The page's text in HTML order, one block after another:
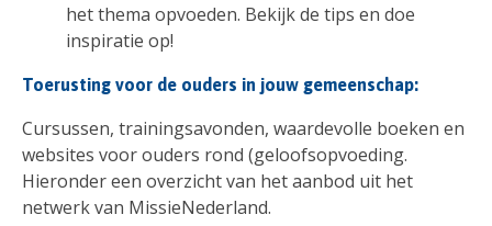
het thema opvoeden. Bekijk de tips en doe
inspiratie op!
Toerusting voor de ouders in jouw gemeenschap:
Cursussen, trainingsavonden, waardevolle boeken en
websites voor ouders rond (geloofsopvoeding.
Hieronder een overzicht van het aanbod uit het
netwerk van MissieNederland.